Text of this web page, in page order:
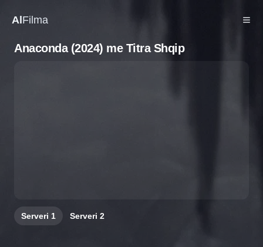
Al Filma
Anaconda (2024) me Titra Shqip
Serveri 1 Serveri 2